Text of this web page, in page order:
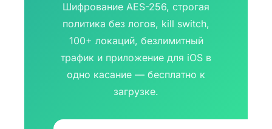
Шифрование AES-256, строгая
политика без логов, kill switch,
100+ локаций, безлимитный
трафик и приложение для iOS в
одно касание — бесплатно к
загрузке.